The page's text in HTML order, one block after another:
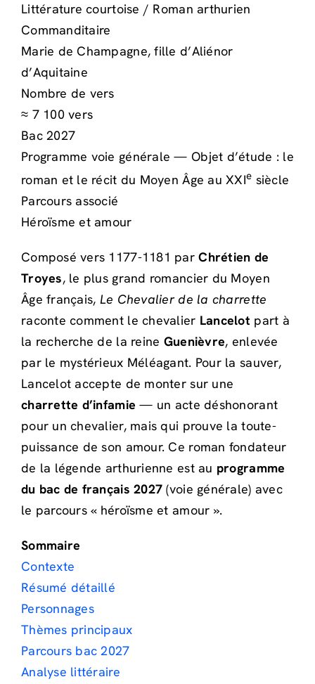
Littérature courtoise / Roman arthurien
Commanditaire
Marie de Champagne, fille d’Aliénor
d’Aquitaine
Nombre de vers
≈ 7 100 vers
Bac 2027
Programme voie générale — Objet d’étude : le
roman et le récit du Moyen Âge au XXIe siècle
Parcours associé
Héroïsme et amour
Composé vers 1177-1181 parChrétien de
Troyes, le plus grand romancier du Moyen
Âge français, Le Chevalier de la charrette
raconte comment le chevalier Lancelot part à
la recherche de la reine Guenièvre, enlevée
par le mystérieux Méléagant. Pour la sauver,
Lancelot accepte de monter sur une
charrette d’infamie — un acte déshonorant
pour un chevalier, mais qui prouve la toute-
puissance de son amour. Ce roman fondateur
de la légende arthurienne est au programme
du bac de français 2027 (voie générale) avec
le parcours « héroïsme et amour ».
Sommaire
Contexte
Résumé détaillé
Personnages
Thèmes principaux
Parcours bac 2027
Analyse littéraire